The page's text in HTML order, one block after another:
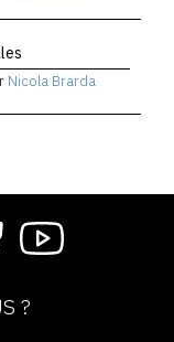
Nicola Brarda
?